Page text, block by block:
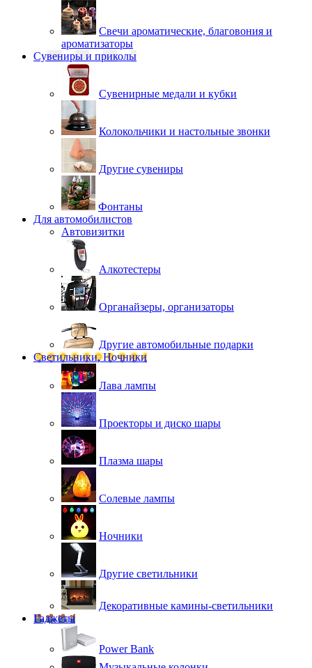
Свечи ароматические, благовония и
ароматизаторы
Сувениры и приколы
Сувенирные медали и кубки
Колокольчики и настольные звонки
Другие сувениры
Фонтаны
Для автомобилистов
Автовизитки
Алкотестеры
Органайзеры, организаторы
Другие автомобильные подарки
Светильники, Ночники
Лава лампы
Проекторы и диско шары
Плазма шары
Солевые лампы
Ночники
Другие светильники
Декоративные камины-светильники
Гаджеты
Power Bank